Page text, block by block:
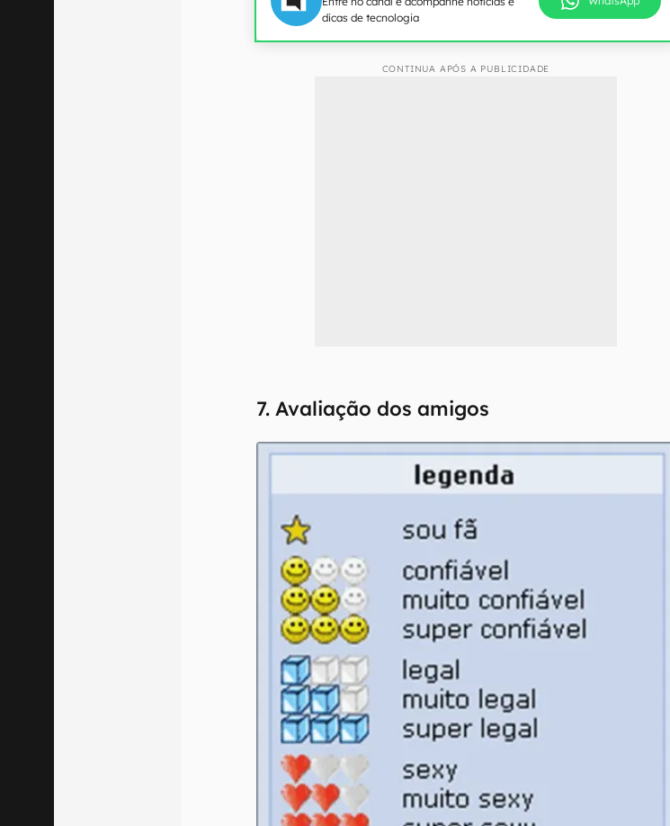
dicas de tecnologia
CONTINUA APÓS A PUBLICIDADE
7. Avaliação dos amigos